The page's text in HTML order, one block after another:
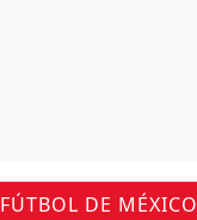
FÚTBOL DE MÉXICO